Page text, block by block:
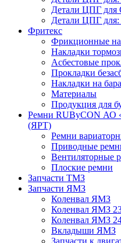
Детали ЦПГ
Детали ЦПГ для:
Фритекс
Фрикционные
Накладки
Асбестовые
Прокладки
Накладки на
Материалы
Продукция для
Ремни RUByCON АО
(ЯРТ)
Ремни
Приводные
Вентиляторные
Плоские ремни
Запчасти ТМЗ
Запчасти ЯМЗ
Коленвал ЯМЗ
Коленвал ЯМЗ
Коленвал ЯМЗ
Вкладыши ЯМЗ
Запчасти к